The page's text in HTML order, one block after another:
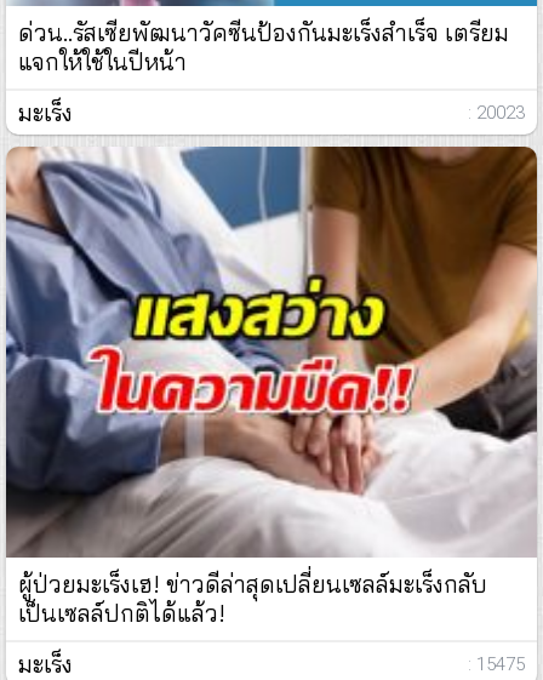
ด่วน..รัสเซียพัฒนาวัคซีนป้องกันมะเร็งสำเร็จ เตรียม
แจกให้ใช้ในปีหน้า
มะเร็ง
: 20023
ผู้ป่วยมะเร็งเฮ! ข่าวดีล่าสุดเปลี่ยนเซลล์มะเร็งกลับ
เป็นเซลล์ปกติได้แล้ว!
มะเร็ง
: 15475